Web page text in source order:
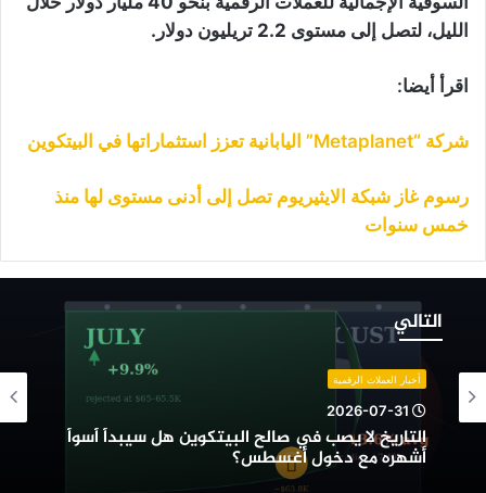
الليل، لتصل إلى مستوى 2.2 تريليون دولار.
اقرأ أيضا:
شركة “Metaplanet” اليابانية تعزز استثماراتها في البيتكوين
رسوم غاز شبكة الايثيريوم تصل إلى أدنى مستوى لها منذ
خمس سنوات
التالي
صالح
البيتكوين
هل
أخبار العملات الرقمية
2026-07-31
التاريخ لا يصب في صالح البيتكوين هل سيبدأ أسوأ
أشهره مع دخول أغسطس؟